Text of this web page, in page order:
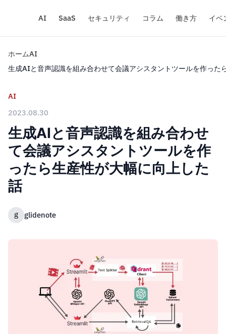
AI SaaS セキュリティ コラム 働き方 イベ
ホームAI
生成AIと音声認識を組み合わせて会議アシスタントツールを作った
AI
2023.08.30
生成AIと音声認識を組み合わせ
て会議アシスタントツールを作
ったら生産性が大幅に向上した
話
g glidenote